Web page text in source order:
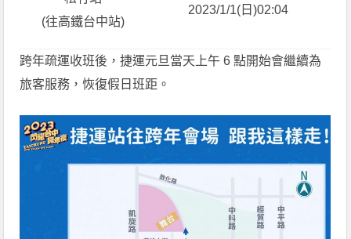
(往高鐵台中站)
2023/1/1(日)02:04
跨年疏運收班後，捷運元旦當天上午 6 點開始會繼續為
旅客服務，恢復假日班距。